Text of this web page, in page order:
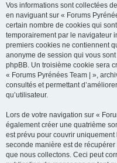
Vos informations sont collectées
en naviguant sur « Forums
certain nombre de cookies qui
temporairement par le navigateur
premiers cookies ne contiennent
anonyme de session qui vous
phpBB. Un troisième cookie sera
« Forums Pyrénées Team | »,
consultés et permettant
qu’utilisateur.
Lors de votre navigation sur «
également créer une quatrième
est prévu pour couvrir
seconde manière est de
que nous collectons. Ceci peut